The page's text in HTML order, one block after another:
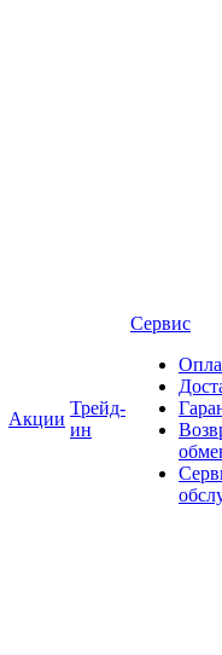
Акции
Трейд-
ин
Сервис